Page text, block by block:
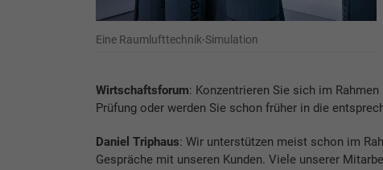
Eine Raumlufttechnik-Simulation
Wirtschaftsforum: Konzentrieren Sie sich im
Prüfung oder werden Sie schon früher in die
Daniel Triphaus: Wir unterstützen meist schon im
Gespräche mit unseren Kunden. Viele unserer